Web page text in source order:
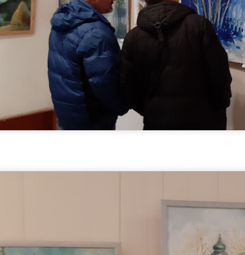
«Вільні кольори 2026» ТОХМ